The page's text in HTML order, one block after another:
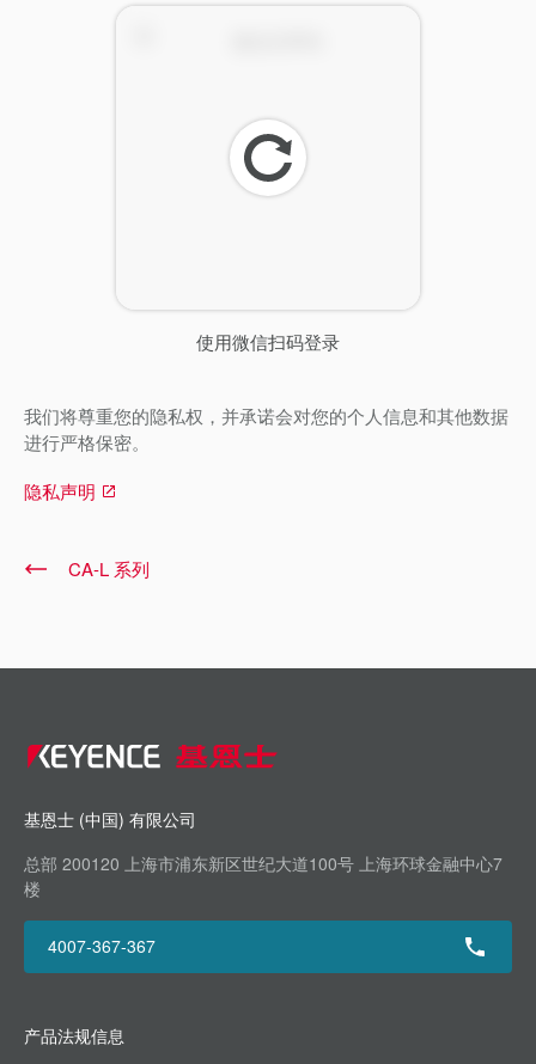
使用微信扫码登录
刷
新
我们将尊重您的隐私权，并承诺会对您的个人信息和其他数据
进行严格保密。
隐私声明
CA-L 系列
基恩士 (中国) 有限公司
总部 200120 上海市浦东新区世纪大道100号 上海环球金融中心7
楼
4007-367-367
产品法规信息